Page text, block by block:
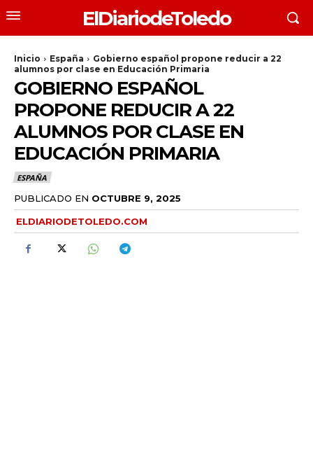
ElDiariodeToledo
Inicio España
Gobierno español propone reducir a 22
alumnos por clase en Educación Primaria
GOBIERNO ESPAÑOL
PROPONE REDUCIR A 22
ALUMNOS POR CLASE EN
EDUCACIÓN PRIMARIA
ESPAÑA
PUBLICADO EN OCTUBRE 9, 2025
ELDIARIODETOLEDO.COM